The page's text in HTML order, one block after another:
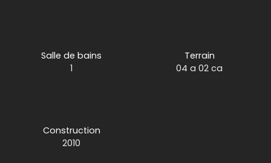
Salle de bains
1
Terrain
04 a 02 ca
Construction
2010